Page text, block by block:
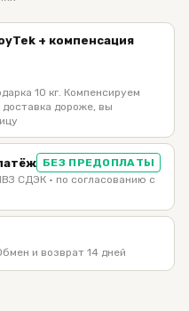
+ компенсация
10 кг. Компенсируем
дороже, вы
БЕЗ ПРЕДОПЛАТЫ
СДЭК · по согласованию с
и возврат 14 дней